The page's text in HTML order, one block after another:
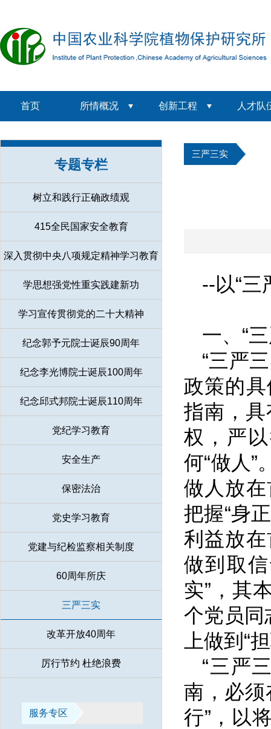
首页 所情概况 创新工程 人才队
专题专栏
树立和践行正确政绩观
415全民国家安全教育
深入贯彻中央八项规定精神学习教育
学思想强党性重实践建新功
学习宣传贯彻党的二十大精神
纪念郭予元院士诞辰90周年
纪念李光博院士诞辰100周年
纪念邱式邦院士诞辰110周年
党纪学习教育
安全生产
保密法治
党史学习教育
党建与纪检监察相关制度
60周年所庆
三严三实
改革开放40周年
厉行节约 杜绝浪费
服务专区
三严三实
--以“
一、“
“三严
政策的
指南，具
权，严
何“做人
做人放
把握“身
利益放
做到取
实”，其
个党员同
上做到“
“三严
南，必须
行”，以